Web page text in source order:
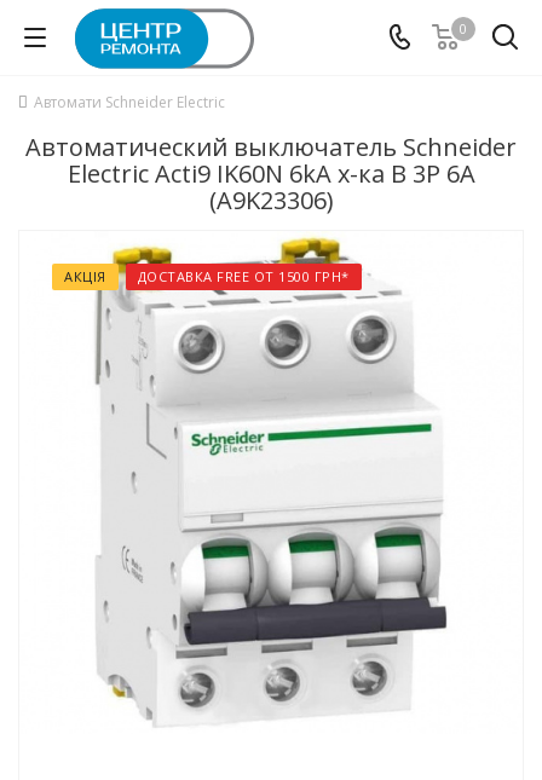
0
Автомати Schneider Electric
Автоматический выключатель Schneider
Electric Acti9 IK60N 6kA х-ка B 3P 6А
(A9K23306)
АКЦІЯ ДОСТАВКА FREE ОТ 1500 ГРН*